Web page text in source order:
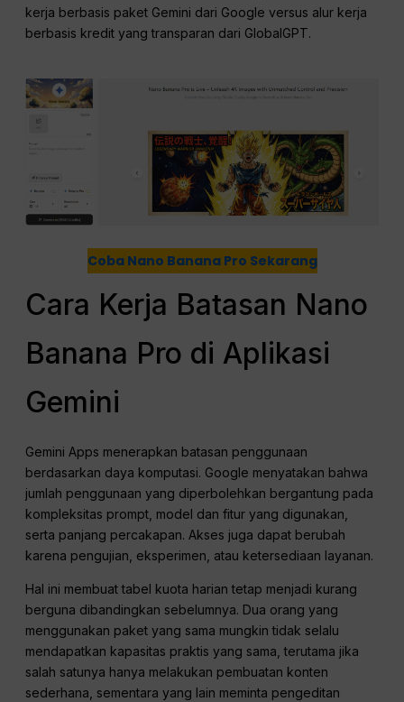
kerja berbasis paket Gemini dari Google versus alur kerja
berbasis kredit yang transparan dari GlobalGPT.
Coba Nano Banana Pro Sekarang
Cara Kerja Batasan Nano
Banana Pro di Aplikasi
Gemini
Gemini Apps menerapkan batasan penggunaan
berdasarkan daya komputasi. Google menyatakan bahwa
jumlah penggunaan yang diperbolehkan bergantung pada
kompleksitas prompt, model dan fitur yang digunakan,
serta panjang percakapan. Akses juga dapat berubah
karena pengujian, eksperimen, atau ketersediaan layanan.
Hal ini membuat tabel kuota harian tetap menjadi kurang
berguna dibandingkan sebelumnya. Dua orang yang
menggunakan paket yang sama mungkin tidak selalu
mendapatkan kapasitas praktis yang sama, terutama jika
salah satunya hanya melakukan pembuatan konten
sederhana, sementara yang lain meminta pengeditan